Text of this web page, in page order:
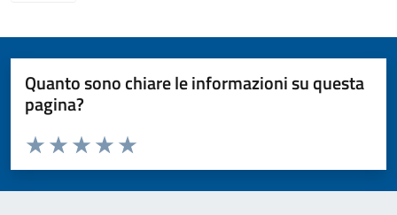
Quanto sono chiare le informazioni su questa
pagina?
Valuta da 1 a 5 stelle la pagina
Valuta 5 stelle su 5
Valuta 4 stelle su 5
Valuta 3 stelle su 5
Valuta 2 stelle su 5
Valuta 1 stelle su 5